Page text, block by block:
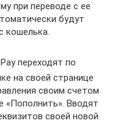
при переводе с ее
будут
кошелька.
переходят по
на своей странице
своим счетом
«Пополнить». Вводят
своей новой